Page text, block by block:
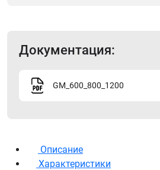
Документация:
GM_600_800_1200
Описание
Характеристики